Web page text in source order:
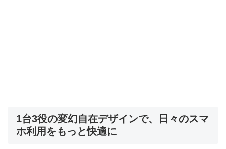
1台3役の変幻自在デザインで、日々のスマ
ホ利用をもっと快適に